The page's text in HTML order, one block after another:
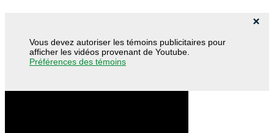
Vous devez autoriser les témoins publicitaires pour
afficher les vidéos provenant de Youtube.
Préférences des témoins